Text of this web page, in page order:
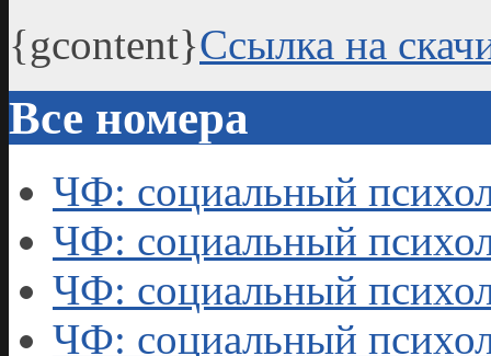
{gcontent}Ссылка на
Все номера
ЧФ: социальный
ЧФ: социальный
ЧФ: социальный
ЧФ: социальный